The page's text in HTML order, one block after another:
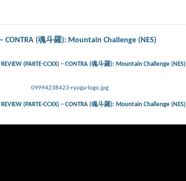
– CONTRA (魂斗羅): Mountain Challenge (NES)
REVIEW (PARTE-CCXX) – CONTRA (魂斗羅): Mountain Challenge (NES)
09994238423-ryoga-logo.jpg
REVIEW (PARTE-CCXX) – CONTRA (魂斗羅): Mountain Challenge (NES)